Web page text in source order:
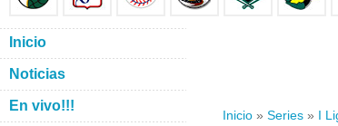
Inicio » Series » I
Inicio
Noticias
En vivo!!!